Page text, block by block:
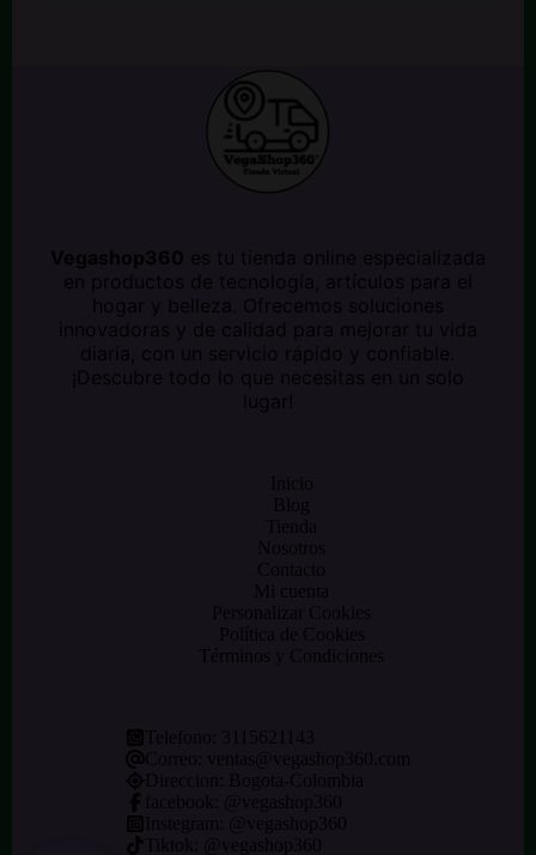
Vegashop360 es tu tienda online especializada
en productos de tecnología, artículos para el
hogar y belleza. Ofrecemos soluciones
innovadoras y de calidad para mejorar tu vida
diaria, con un servicio rápido y confiable.
¡Descubre todo lo que necesitas en un solo
lugar!
Inicio
Blog
Tienda
Nosotros
Contacto
Mi cuenta
Personalizar Cookies
Política de Cookies
Términos y Condiciones
Telefono:
3115621143
Correo: ventas@vegashop360.com
Direccion: Bogota-Colombia
facebook: @ vegashop360
Instegram: @vegashop360
Tiktok: @vegashop360